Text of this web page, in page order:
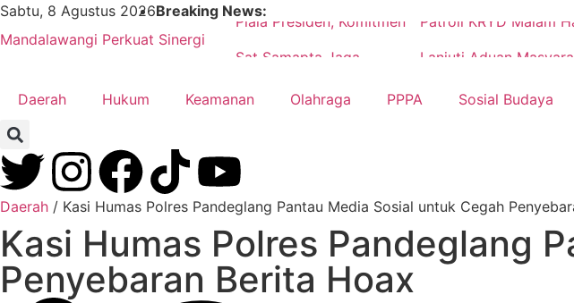
Sabtu, 8 Agustus 2026Breaking News:
Bhabinkamtibmas Polsek
Mandalawangi Perkuat Sinergi
Kamtibmas
Piala Presiden, Komitmen
Sat Samapta Jaga
Kondusifitas Wilayah
Patroli KRYD Malam
Lanjuti Aduan
Antisipasi Balap Liar
Daerah Hukum Keamanan Olahraga PPPA Sosial Budaya
Daerah / Kasi Humas Polres Pandeglang Pantau Media Sosial untuk Cegah
Kasi Humas Polres Pandeglang
Penyebaran Berita Hoax